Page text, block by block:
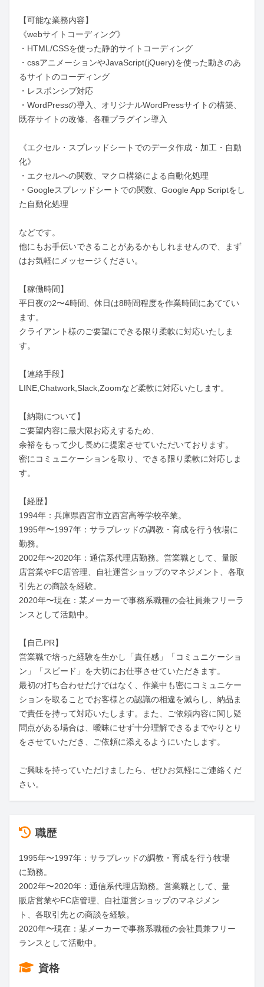
【可能な業務内容】
《webサイトコーディング》
・HTML/CSSを使った静的サイトコーディング
・cssアニメーションやJavaScript(jQuery)を使った動きのあ
るサイトのコーディング
・レスポンシブ対応
・WordPressの導入、オリジナルWordPressサイトの構築、
既存サイトの改修、各種プラグイン導入
《エクセル・スプレッドシートでのデータ作成・加工・自動
化》
・エクセルへの関数、マクロ構築による自動化処理
・Googleスプレッドシートでの関数、Google App Scriptをし
た自動化処理
などです。
他にもお手伝いできることがあるかもしれませんので、まず
はお気軽にメッセージください。
【稼働時間】
平日夜の2〜4時間、休日は8時間程度を作業時間にあててい
ます。
クライアント様のご要望にできる限り柔軟に対応いたしま
す。
【連絡手段】
LINE,Chatwork,Slack,Zoomなど柔軟に対応いたします。
【納期について】
ご要望内容に最大限お応えするため、
余裕をもって少し長めに提案させていただいております。
密にコミュニケーションを取り、できる限り柔軟に対応しま
す。
【経歴】
1994年：兵庫県西宮市立西宮高等学校卒業。
1995年〜1997年：サラブレッドの調教・育成を行う牧場に
勤務。
2002年〜2020年：通信系代理店勤務。営業職として、量販
店営業やFC店管理、自社運営ショップのマネジメント、各取
引先との商談を経験。
2020年〜現在：某メーカーで事務系職種の会社員兼フリーラ
ンスとして活動中。
【自己PR】
営業職で培った経験を生かし「責任感」「コミュニケーショ
ン」「スピード」を大切にお仕事させていただきます。
最初の打ち合わせだけではなく、作業中も密にコミュニケー
ションを取ることでお客様との認識の相違を減らし、納品ま
で責任を持って対応いたします。また、ご依頼内容に関し疑
問点がある場合は、曖昧にせず十分理解できるまでやりとり
をさせていただき、ご依頼に添えるようにいたします。
ご興味を持っていただけましたら、ぜひお気軽にご連絡くだ
さい。
職歴
1995年〜1997年：サラブレッドの調教・育成を行う牧場
に勤務。
2002年〜2020年：通信系代理店勤務。営業職として、量
販店営業やFC店管理、自社運営ショップのマネジメン
ト、各取引先との商談を経験。
2020年〜現在：某メーカーで事務系職種の会社員兼フリー
ランスとして活動中。
資格